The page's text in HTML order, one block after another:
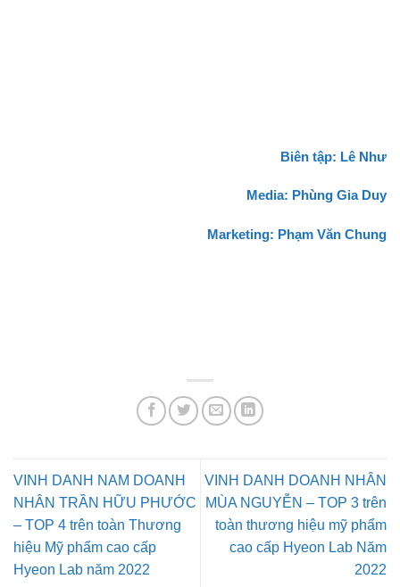
Biên tập: Lê Như
Media: Phùng Gia Duy
Marketing: Phạm Văn Chung
VINH DANH NAM DOANH
NHÂN TRẦN HỮU PHƯỚC
– TOP 4 trên toàn Thương
hiệu Mỹ phẩm cao cấp
Hyeon Lab năm 2022
VINH DANH DOANH NHÂN
MÙA NGUYỄN – TOP 3 trên
toàn thương hiệu mỹ phẩm
cao cấp Hyeon Lab Năm
2022